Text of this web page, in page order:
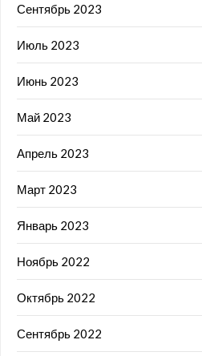
Сентябрь 2023
Июль 2023
Июнь 2023
Май 2023
Апрель 2023
Март 2023
Январь 2023
Ноябрь 2022
Октябрь 2022
Сентябрь 2022